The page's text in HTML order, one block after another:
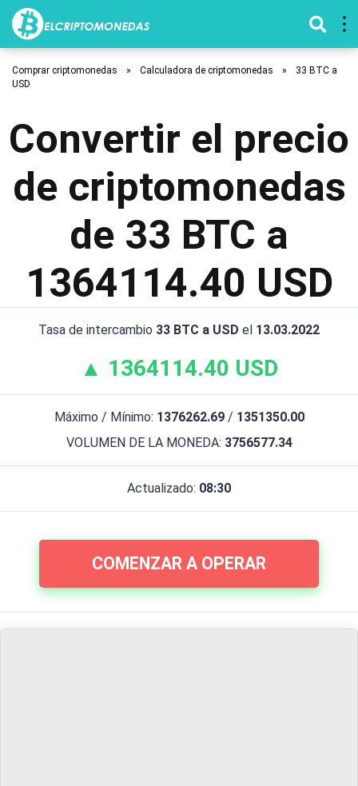
Comprar criptomonedas » Calculadora de criptomonedas »
33 BTC a
USD
Convertir el precio
de criptomonedas
de 33 BTC a
1364114.40 USD
Tasa de intercambio 33 BTC a USD el 13.03.2022
▲ 1364114.40 USD
Máximo / Mínimo: 1376262.69/ 1351350.00
VOLUMEN DE LA MONEDA: 3756577.34
Actualizado: 08:30
COMENZAR A OPERAR